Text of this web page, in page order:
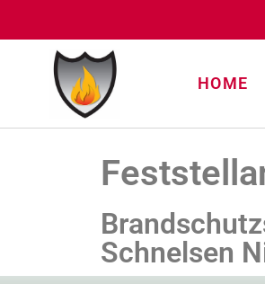
HOME
Schnelsen